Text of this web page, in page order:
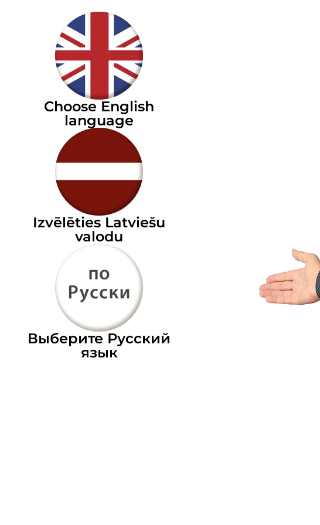
Choose English
language
Izvēlēties Latviešu
valodu
Выберите Русский
язык